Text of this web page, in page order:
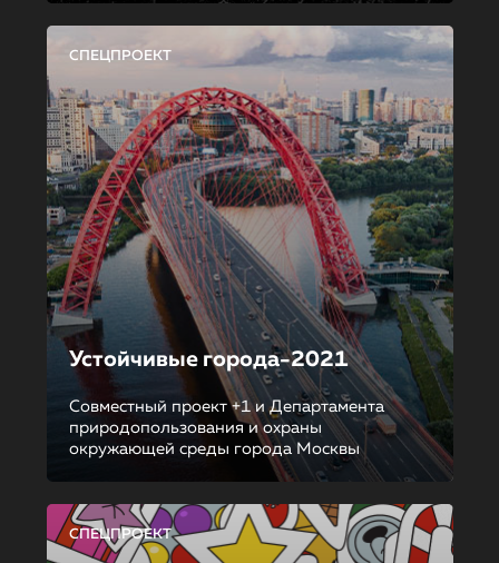
СПЕЦПРОЕКТ
Устойчивые города-2021
Совместный проект +1 и Департамента
природопользования и охраны
окружающей среды города Москвы
СПЕЦПРОЕКТ